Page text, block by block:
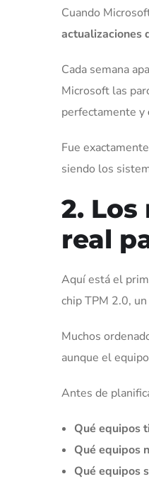
Cuando
actualizaciones
Cada semana
Microsoft las
perfectamente y
Fue
siendo los
2.
real
Aquí está el
chip TPM 2.0,
Muchos
aunque el
Antes de
Qué equipos
Qué equipos
Qué equipos